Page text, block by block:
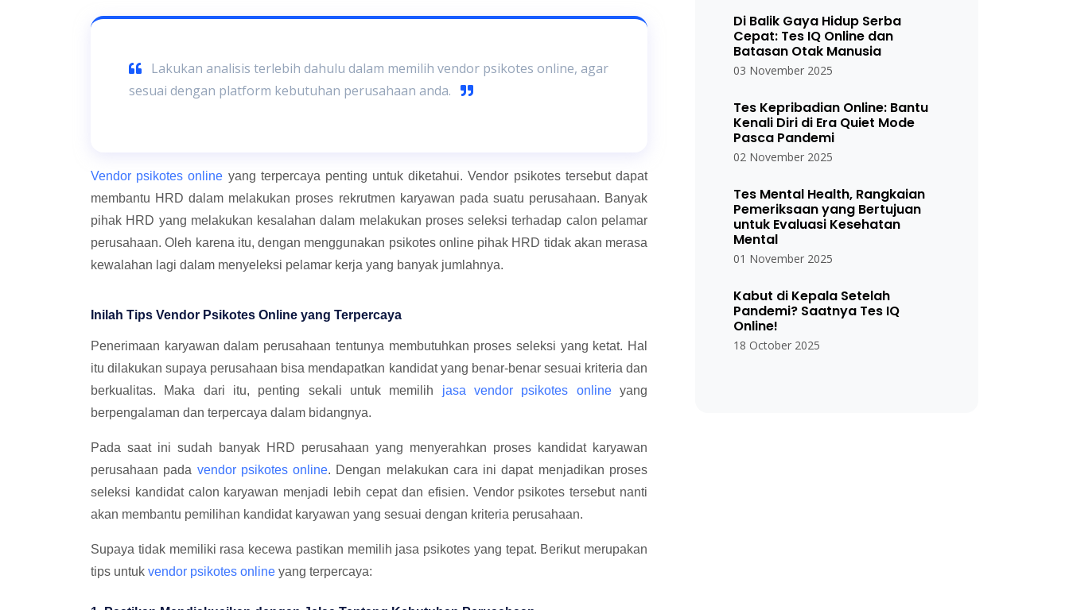
Lakukan analisis terlebih dahulu dalam memilih vendor psikotes online, agar
sesuai dengan platform kebutuhan perusahaan anda.
Vendor psikotes online yang terpercaya penting untuk diketahui. Vendor psikotes tersebut dapat
membantu HRD dalam melakukan proses rekrutmen karyawan pada suatu perusahaan. Banyak
pihak HRD yang melakukan kesalahan dalam melakukan proses seleksi terhadap calon pelamar
perusahaan. Oleh karena itu, dengan menggunakan psikotes online pihak HRD tidak akan merasa
kewalahan lagi dalam menyeleksi pelamar kerja yang banyak jumlahnya.
Inilah Tips Vendor Psikotes Online yang Terpercaya
Penerimaan karyawan dalam perusahaan tentunya membutuhkan proses seleksi yang ketat. Hal
itu dilakukan supaya perusahaan bisa mendapatkan kandidat yang benar-benar sesuai kriteria dan
berkualitas. Maka dari itu, penting sekali untuk memilih jasa vendor psikotes onlineyang
berpengalaman dan terpercaya dalam bidangnya.
Pada saat ini sudah banyak HRD perusahaan yang menyerahkan proses kandidat karyawan
perusahaan pada vendor psikotes online. Dengan melakukan cara ini dapat menjadikan proses
seleksi kandidat calon karyawan menjadi lebih cepat dan efisien. Vendor psikotes tersebut nanti
akan membantu pemilihan kandidat karyawan yang sesuai dengan kriteria perusahaan.
Supaya tidak memiliki rasa kecewa pastikan memilih jasa psikotes yang tepat. Berikut merupakan
tips untuk vendor psikotes online yang terpercaya:
Di Balik Gaya Hidup Serba
Cepat: Tes IQ Online dan
Batasan Otak Manusia
03 November 2025
Tes Kepribadian Online: Bantu
Kenali Diri di Era Quiet Mode
Pasca Pandemi
02 November 2025
Tes Mental Health, Rangkaian
Pemeriksaan yang Bertujuan
untuk Evaluasi Kesehatan
Mental
01 November 2025
Kabut di Kepala Setelah
Pandemi? Saatnya Tes IQ
Online!
18 October 2025